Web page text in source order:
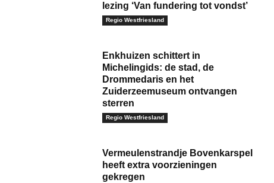
lezing ‘Van fundering tot vondst’
Regio Westfriesland
Enkhuizen schittert in
Michelingids: de stad, de
Drommedaris en het
Zuiderzeemuseum ontvangen
sterren
Regio Westfriesland
Vermeulenstrandje Bovenkarspel
heeft extra voorzieningen
gekregen